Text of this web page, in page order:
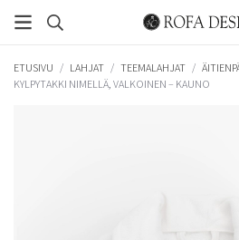
ETUSIVU / LAHJAT / TEEMALAHJAT /
KYLPYTAKKI NIMELLÄ, VALKOINEN – KAUNO